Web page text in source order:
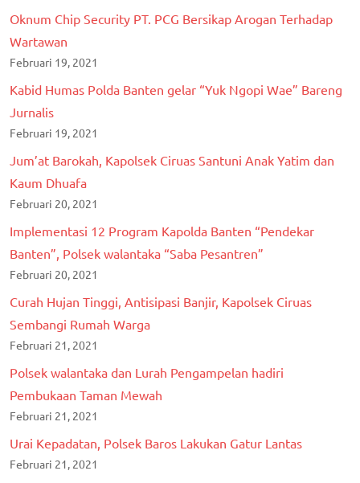
Oknum Chip Security PT. PCG Bersikap Arogan Terhadap
Wartawan
Februari 19, 2021
Kabid Humas Polda Banten gelar “Yuk Ngopi Wae” Bareng
Jurnalis
Februari 19, 2021
Jum’at Barokah, Kapolsek Ciruas Santuni Anak Yatim dan
Kaum Dhuafa
Februari 20, 2021
Implementasi 12 Program Kapolda Banten “Pendekar
Banten”, Polsek walantaka “Saba Pesantren”
Februari 20, 2021
Curah Hujan Tinggi, Antisipasi Banjir, Kapolsek Ciruas
Sembangi Rumah Warga
Februari 21, 2021
Polsek walantaka dan Lurah Pengampelan hadiri
Pembukaan Taman Mewah
Februari 21, 2021
Urai Kepadatan, Polsek Baros Lakukan Gatur Lantas
Februari 21, 2021